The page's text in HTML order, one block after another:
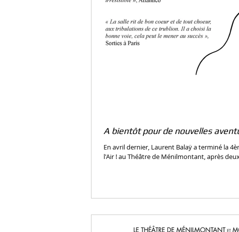
A bientôt pour de nouvelles
En avril dernier, Laurent Balaÿ a terminé la
l'Air ! au Théâtre de Ménilmontant, après